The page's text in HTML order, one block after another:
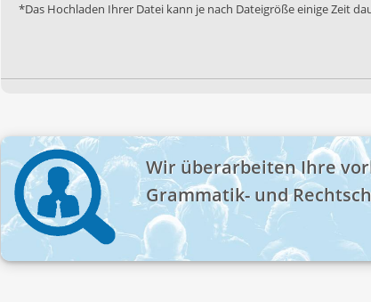
*Das Hochladen Ihrer Datei kann je nach Dateigröße einige Zeit
Wir überarbeiten Ihre
Grammatik- und